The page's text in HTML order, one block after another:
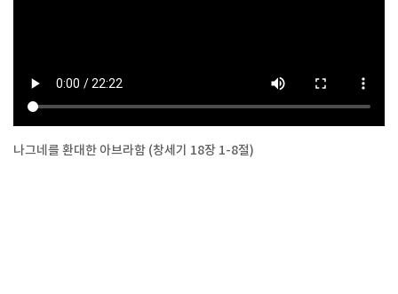
나그네를 환대한 아브라함 (창세기 18장 1-8절)